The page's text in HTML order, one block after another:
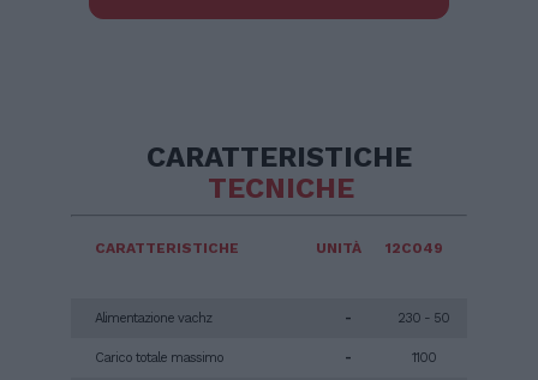
CARATTERISTICHE
TECNICHE
CARATTERISTICHE
Alimentazione vachz
Carico totale massimo
UNITÀ
-
-
12C049
230 - 50
1100